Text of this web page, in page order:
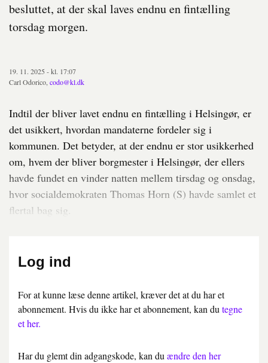
besluttet, at der skal laves endnu en fintælling
torsdag morgen.
19. 11. 2025 - kl. 17:07
Carl Odorico,codo@kl.dk
Indtil der bliver lavet endnu en fintælling i Helsingør, er
det usikkert, hvordan mandaterne fordeler sig i
kommunen. Det betyder, at der endnu er stor usikkerhed
om, hvem der bliver borgmester i Helsingør, der ellers
havde fundet en vinder natten mellem tirsdag og onsdag,
hvor socialdemokraten Thomas Horn (S) havde samlet et
flertal bag sig.
Log ind
For at kunne læse denne artikel, kræver det at du har et
abonnement. Hvis du ikke har et abonnement, kan dutegne
et her.
Har du glemt din adgangskode, kan duændre den her